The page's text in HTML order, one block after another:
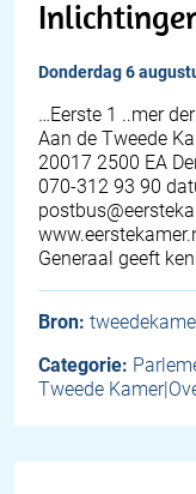
donderdag 6
…Eerste 1 ..mer
Aan de Tweede
20017 2500 EA
070-312 93 90
Generaal geeft
Bron:
Categorie:
Tweede